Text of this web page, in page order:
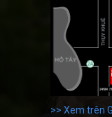
>> Xem trên